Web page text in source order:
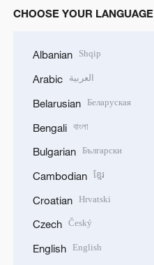
CHOOSE YOUR LANGUAGE
Albanian Shqip
Arabic العربية
Belarusian Беларуская
Bengali বাংলা
Bulgarian Български
Cambodian ខ្មែរ
Croatian Hrvatski
Czech Český
English English